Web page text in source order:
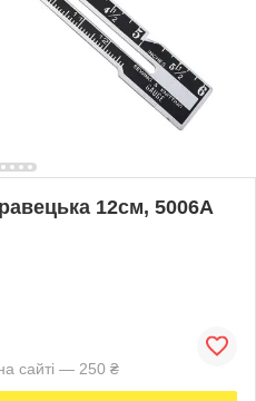
12см, 5006А
сайті — 250 ₴